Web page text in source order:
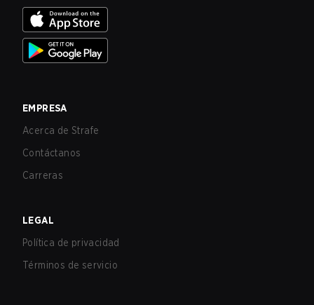
EMPRESA
Acerca de Strafe
Contáctanos
Carreras
LEGAL
Política de privacidad
Términos de servicio